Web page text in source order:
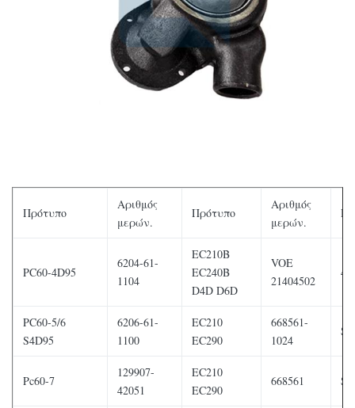
Πρότυπο
Αριθμός
μερών.
Πρότυπο
Αριθμός
μερών.
PC60-4D95
6204-61-
1104
EC210B
EC240B
D4D D6D
VOE
21404502
PC60-5/6
S4D95
6206-61-
1100
EC210
EC290
668561-
1024
Pc60-7
129907-
42051
EC210
EC290
668561